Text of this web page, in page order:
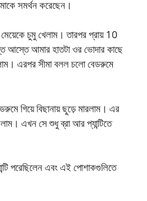
সমর্থন করেছেন।
চুমু খেলাম। তারপর প্রায় 10
আস্তে আমার হাতটা ওর ভোদার কাছে
এরপর সীমা বলল চলো বেডরুমে
গিয়ে বিছানায় ছুড়ে মারলাম। এর
এখন সে শুধু ব্রা আর প্যান্টিতে
পরেছিলেন এবং এই পোশাকগুলিতে